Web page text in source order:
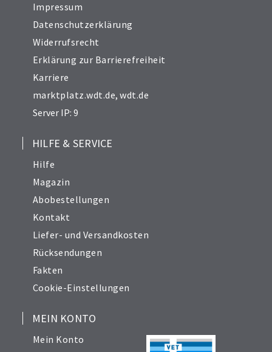
Impressum
Datenschutzerklärung
Widerrufsrecht
Erklärung zur Barrierefreiheit
Karriere
marktplatz.wdt.de,wdt.de
Server IP: 9
HILFE & SERVICE
Hilfe
Magazin
Abobestellungen
Kontakt
Liefer- und Versandkosten
Rücksendungen
Fakten
Cookie-Einstellungen
MEIN KONTO
Mein Konto